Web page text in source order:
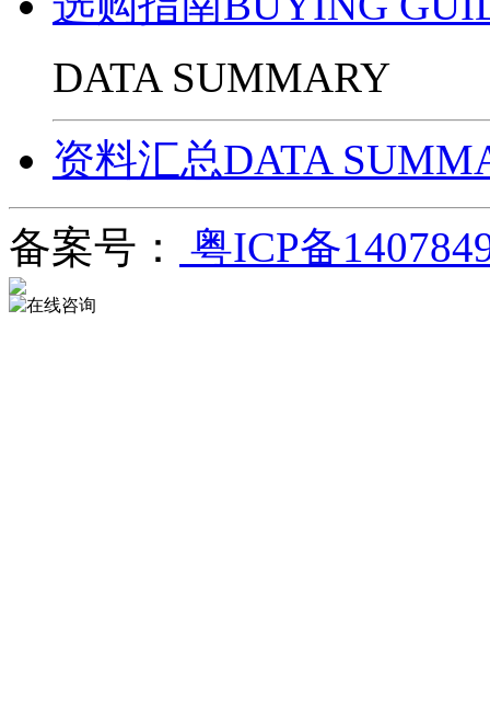
DATA SUMMARY
资料汇总DATA
备案号：
粤ICP备